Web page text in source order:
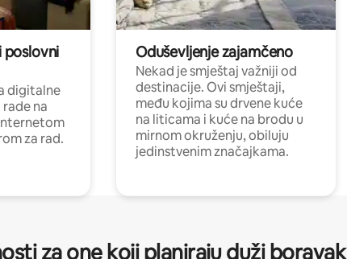
poslovni
digitalne
na
za rad.
Oduševljenje zajamčeno
Nekad je smještaj važniji od
destinacije. Ovi smještaji,
među kojima su drvene kuće
na liticama i kuće na brodu u
mirnom okruženju, obiluju
jedinstvenim značajkama.
za one koji planiraju duži boravak